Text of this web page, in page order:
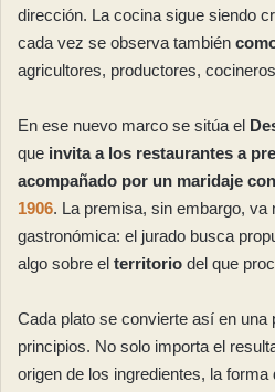
dirección. La cocina sigue siendo
cada vez se observa también
agricultores, productores,
En ese nuevo marco se sitúa el
que invita a los restaurantes a
acompañado por un maridaje
1906. La premisa, sin embargo,
gastronómica: el jurado busca
algo sobre el territorio del que
Cada plato se convierte así en una
principios. No solo importa el
origen de los ingredientes, la